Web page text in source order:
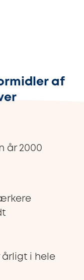
af
år 2000
årligt i hele